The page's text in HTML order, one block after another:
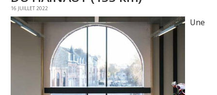
16 JUILLET 2022
Une